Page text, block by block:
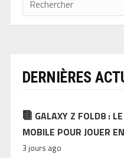
DERNIÈRES
GALAXY Z FOLD8 :
MOBILE POUR JOUER
3 jours ago